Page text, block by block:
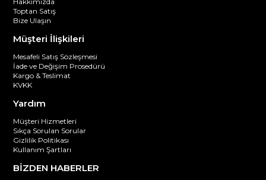
Toptan Satış
Bize Ulaşın
Müşteri İlişkileri
Mesafeli Satış Sözleşmesi
İade ve Değişim Prosedürü
Kargo & Teslimat
KVKK
Yardım
Müşteri Hizmetleri
Sıkça Sorulan Sorular
Gizlilik Politikası
Kullanım Şartları
BİZDEN HABERLER